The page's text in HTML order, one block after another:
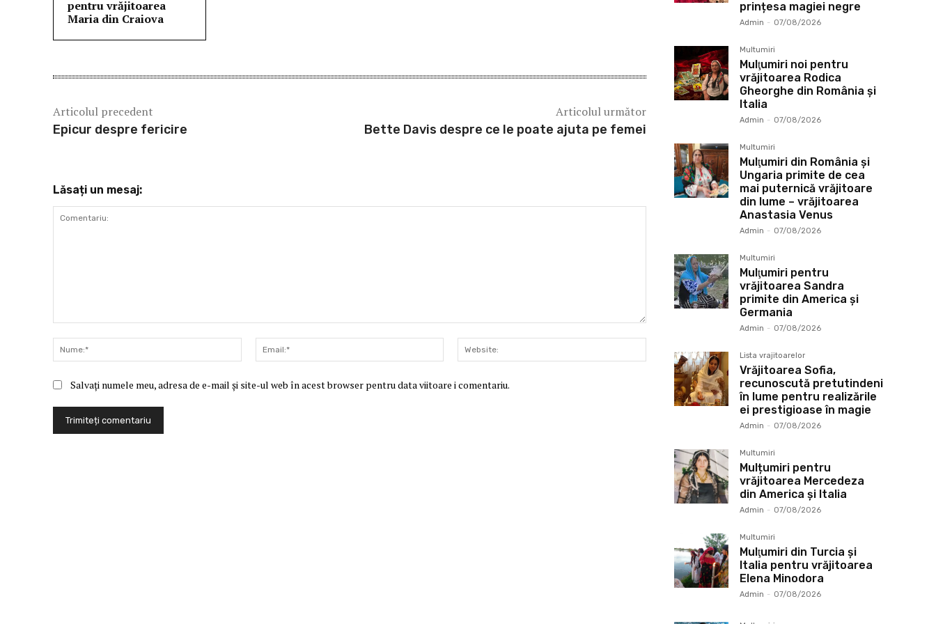
pentru vrăjitoarea
Maria din Craiova
Articolul precedent
Epicur despre fericire
Articolul următor
Bette Davis despre ce le poate ajuta pe femei
Lăsați un mesaj:
Nume:*
Email:*
Salvați numele meu, adresa de e-mail și site-ul web în acest browser pentru data viitoare i comentariu.
prințesa magiei negre
Admin - 07/08/2026
Multumiri
Mulţumiri noi pentru
vrăjitoarea Rodica
Gheorghe din România și
Italia
Admin - 07/08/2026
Multumiri
Mulţumiri din România și
Ungaria primite de cea
mai puternică vrăjitoare
din lume – vrăjitoarea
Anastasia Venus
Admin - 07/08/2026
Multumiri
Mulţumiri pentru
vrăjitoarea Sandra
primite din America și
Germania
Admin - 07/08/2026
Lista vrajitoarelor
Vrăjitoarea Sofia,
recunoscută pretutindeni
în lume pentru realizările
ei prestigioase în magie
Admin - 07/08/2026
Multumiri
Mulțumiri pentru
vrăjitoarea Mercedeza
din America și Italia
Admin - 07/08/2026
Multumiri
Mulţumiri din Turcia și
Italia pentru vrăjitoarea
Elena Minodora
Admin - 07/08/2026